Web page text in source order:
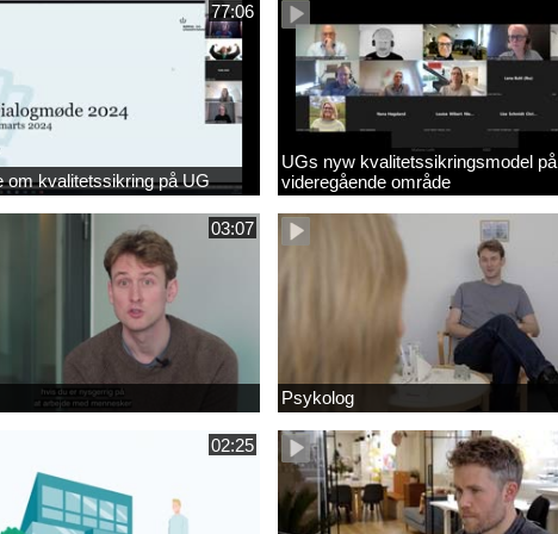
77:06
om kvalitetssikring på UG
UGs nyw kvalitetssikringsmodel
videregående område
03:07
Psykolog
02:25